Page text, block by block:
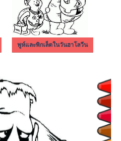
พูห์และพิกเล็ตในวันฮาโลวีน